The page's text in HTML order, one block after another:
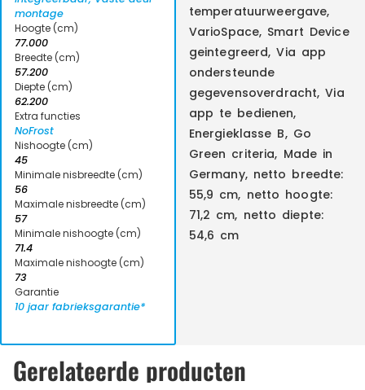
montage
Hoogte (cm)
77.000
Breedte (cm)
57.200
Diepte (cm)
62.200
Extra functies
NoFrost
Nishoogte (cm)
45
Minimale nisbreedte (cm)
56
Maximale nisbreedte (cm)
57
Minimale nishoogte (cm)
71.4
Maximale nishoogte (cm)
73
Garantie
10 jaar fabrieksgarantie*
temperatuurweergave,
VarioSpace, Smart Device
geintegreerd, Via app
ondersteunde
gegevensoverdracht, Via
app te bedienen,
Energieklasse B, Go
Green criteria, Made in
Germany, netto breedte:
55,9 cm, netto hoogte:
71,2 cm, netto diepte:
54,6 cm
Gerelateerde producten